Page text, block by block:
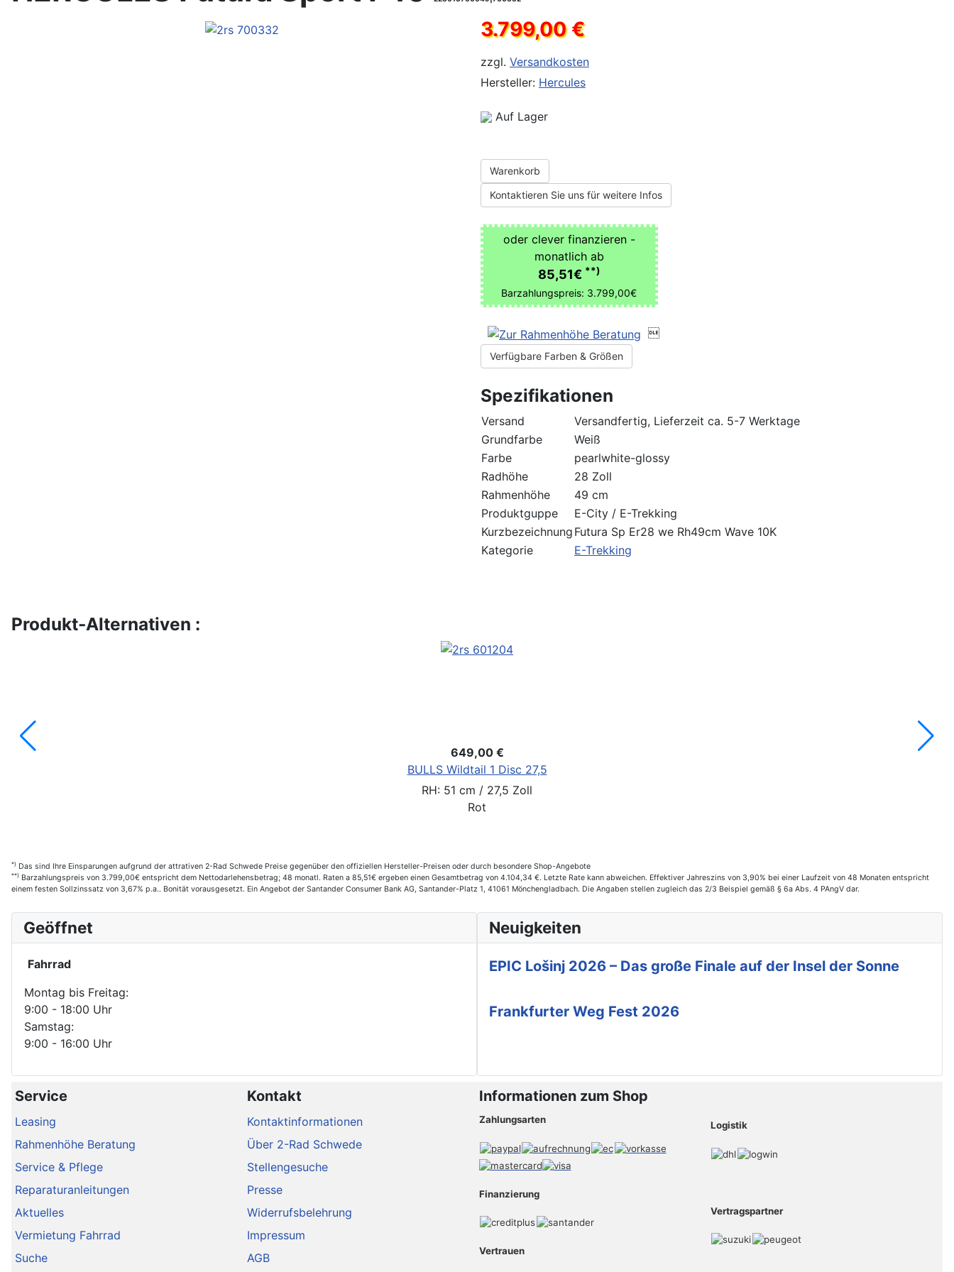
3.799,00 €
zzgl. Versandkosten
Hersteller: Hercules
Auf Lager
Warenkorb
Kontaktieren Sie uns für weitere Infos
oder clever finanzieren -
monatlich ab
85,51€ **)
Barzahlungspreis: 3.799,00€

Verfügbare Farben & Größen
Spezifikationen
Versand
Versandfertig, Lieferzeit ca. 5-7 Werktage
Grundfarbe
Weiß
Farbe
pearlwhite-glossy
Radhöhe
28 Zoll
Rahmenhöhe
49 cm
Produktguppe
E-City / E-Trekking
Kurzbezeichnung Futura Sp Er28 we Rh49cm Wave 10K
Kategorie
E-Trekking
Produkt-Alternativen :
649,00 €
BULLS Wildtail 1 Disc 27,5
RH: 51 cm / 27,5 Zoll
Rot
*) Das sind Ihre Einsparungen aufgrund der attrativen 2-Rad Schwede Preise gegenüber den offiziellen Hersteller-Preisen oder durch besondere Shop-Angebote
**) Barzahlungspreis von 3.799,00€ entspricht dem Nettodarlehensbetrag; 48 monatl. Raten a 85,51€ ergeben einen Gesamtbetrag von 4.104,34 €. Letzte Rate kann abweichen. Effektiver Jahreszins von 3,90% bei einer Laufzeit von 48 Monaten entspricht
einem festen Sollzinssatz von 3,67% p.a.. Bonität vorausgesetzt. Ein Angebot der Santander Consumer Bank AG, Santander-Platz 1, 41061 Mönchengladbach. Die Angaben stellen zugleich das 2/3 Beispiel gemäß § 6a Abs. 4 PAngV dar.
Geöffnet
Fahrrad
Montag bis Freitag:
9:00 - 18:00 Uhr
Samstag:
9:00 - 16:00 Uhr
Neuigkeiten
EPIC Lošinj 2026 – Das große Finale auf der Insel der Sonne
Frankfurter Weg Fest 2026
Service
Leasing
Rahmenhöhe Beratung
Service & Pflege
Reparaturanleitungen
Aktuelles
Vermietung Fahrrad
Suche
Kontakt
Kontaktinformationen
Über 2-Rad Schwede
Stellengesuche
Presse
Widerrufsbelehrung
Impressum
AGB
Informationen zum Shop
Zahlungsarten
Finanzierung
Vertrauen
Logistik
Vertragspartner